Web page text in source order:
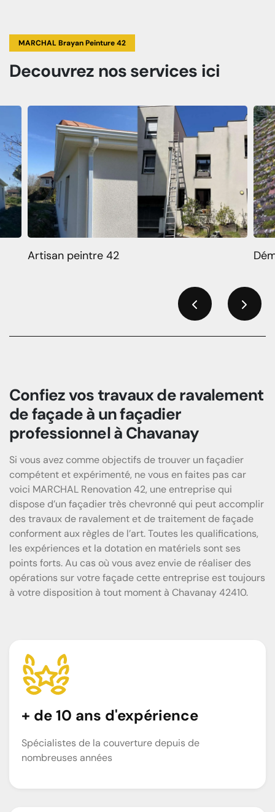
MARCHAL Brayan Peinture 42
Decouvrez nos services ici
Artisan peintre 42
Confiez vos travaux de ravalement
de façade à un façadier
professionnel à Chavanay
Si vous avez comme objectifs de trouver un façadier
compétent et expérimenté, ne vous en faites pas car
voici MARCHAL Renovation 42, une entreprise qui
dispose d’un façadier très chevronné qui peut accomplir
des travaux de ravalement et de traitement de façade
conforment aux règles de l’art. Toutes les qualifications,
les expériences et la dotation en matériels sont ses
points forts. Au cas où vous avez envie de réaliser des
opérations sur votre façade cette entreprise est toujours
à votre disposition à tout moment à Chavanay 42410.
+ de 10 ans d'expérience
Spécialistes de la couverture depuis de
nombreuses années